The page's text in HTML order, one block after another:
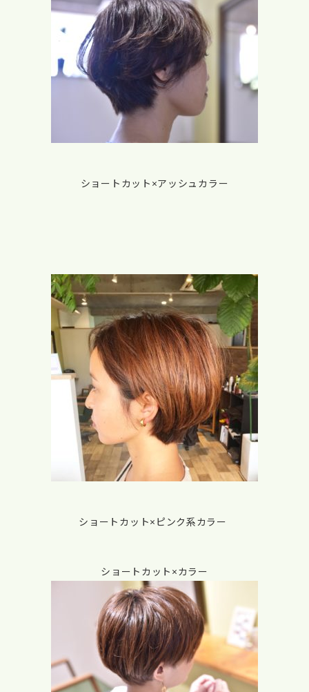
ショートカット×アッシュカラー
ショートカット×ピンク系カラー
ショートカット×カラー